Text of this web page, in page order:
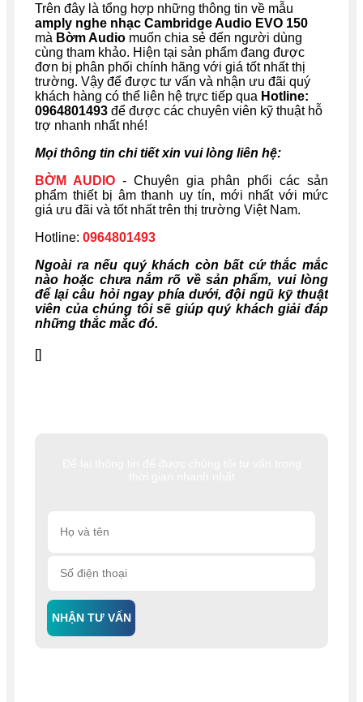
NHẬN TƯ VẤN
Trên đây là tổng hợp những thông tin về mẫu
amply nghe nhạc Cambridge Audio EVO 150
mà Bờm Audio muốn chia sẻ đến người dùng
cùng tham khảo. Hiện tại sản phẩm đang được
đơn bị phân phối chính hãng với giá tốt nhất thị
trường. Vậy để được tư vấn và nhận ưu đãi quý
khách hàng có thể liên hệ trực tiếp qua Hotline:
0964801493 để được các chuyên viên kỹ thuật hỗ
trợ nhanh nhất nhé!
Mọi thông tin chi tiết xin vui lòng liên hệ:
BỜM AUDIO- Chuyên gia phân phối các sản
phẩm thiết bị âm thanh uy tín, mới nhất với mức
giá ưu đãi và tốt nhất trên thị trường Việt Nam.
Hotline: 0964801493
Ngoài ra nếu quý khách còn bất cứ thắc mắc
nào hoặc chưa nắm rõ về sản phẩm, vui lòng
để lại câu hỏi ngay phía dưới, đội ngũ kỹ thuật
viên của chúng tôi sẽ giúp quý khách giải đáp
những thắc mắc đó.
[]